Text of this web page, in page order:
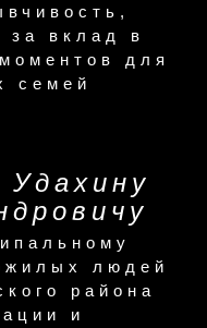
за вклад в
для
семей
людей
района
и